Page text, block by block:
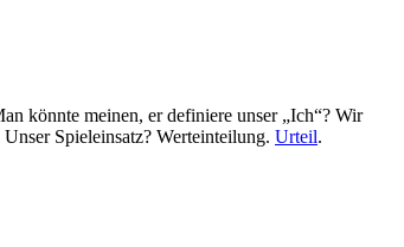
könnte meinen, er definiere unser „Ich“? Wir
Unser Spieleinsatz? Werteinteilung. Urteil.